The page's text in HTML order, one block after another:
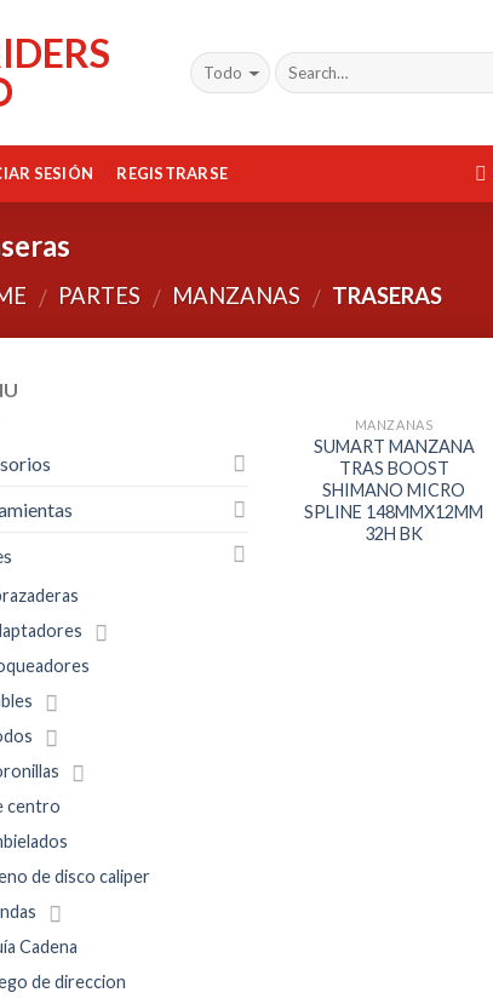
SESIÓN REGISTRARSE
/ PARTES / MANZANAS / TRASERAS
centro
de disco caliper
Cadena
de direccion
MANZANAS
SUMART MANZANA
TRAS BOOST
SHIMANO MICRO
SPLINE 148MMX12MM
32H BK